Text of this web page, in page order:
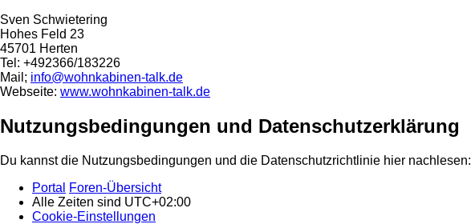
Sven Schwietering
Hohes Feld 23
45701 Herten
Tel: +492366/183226
Mail; info@wohnkabinen-talk.de
Webseite: www.wohnkabinen-talk.de
Nutzungsbedingungen und Datenschutzerklärung
Du kannst die Nutzungsbedingungen und die Datenschutzrichtlinie hier nachlesen:
Portal
Foren-Übersicht
Alle Zeiten sind UTC+02:00
Cookie-Einstellungen